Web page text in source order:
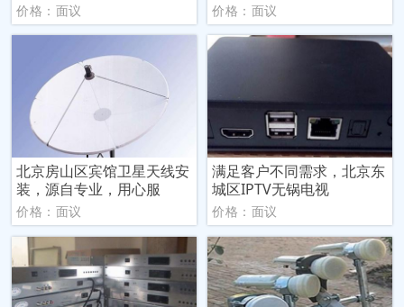
价格：面议 价格：面议
北京房山区宾馆卫星天线安
装，源自专业，用心服
价格：面议
满足客户不同需求，北京东
城区IPTV无锅电视
价格：面议